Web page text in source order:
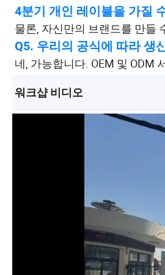
4분기 개인 레이블을 가질
물론, 자신만의 브랜드를 만들
Q5. 우리의 공식에 따라 생
네, 가능합니다. OEM 및 ODM
워크샵 비디오